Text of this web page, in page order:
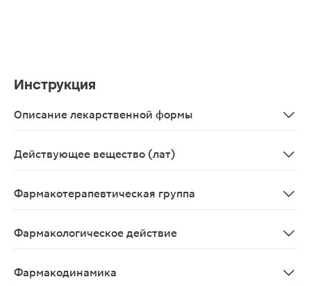
Инструкция
Описание лекарственной формы
Действующее вещество (лат)
Фармакотерапевтическая группа
Фармакологическое действие
Фармакодинамика